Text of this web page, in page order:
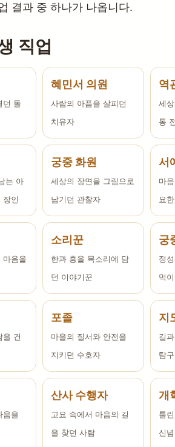
결과 중 하나가 나옵니다.
직업
던 돌
혜민서 의원
사람의 아픔을 살피던
치유자
역
세
통
는 아
장인
궁중 화원
세상의 장면을 그림으로
남기던 관찰자
서
마
요
마음을
소리꾼
한과 흥을 목소리에 담
던 이야기꾼
궁
정
먹
을 건
포졸
마을의 질서와 안전을
지키던 수호자
지
길
탐
움을
산사 수행자
고요 속에서 마음의 길
을 찾던 사람
개
틀
신